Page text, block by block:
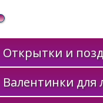
Gif Открытки в подарок
Открытки и
Валентинки для